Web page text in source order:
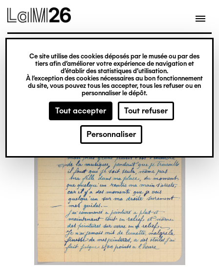
Gestion des cookies
Ce site utilise des cookies déposés par le musée ou par des
tiers afin d’améliorer votre expérience de navigation et
d’établir des statistiques d’utilisation.
À l’exception des cookies nécessaires au bon fonctionnement
du site, vous pouvez tous les accepter, tous les refuser ou en
personnaliser le dépôt.
Tout accepter Tout refuser
Personnaliser
contenu